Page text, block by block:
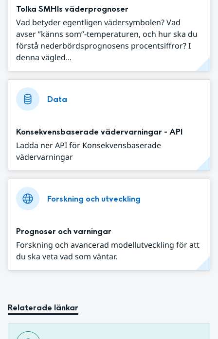
Tolka SMHIs väderprognoser
Vad betyder egentligen vädersymbolen? Vad
avser ”känns som”-temperaturen, och hur ska du
förstå nederbördsprognosens procentsiffror? I
denna vägled...
Data
Konsekvensbaserade vädervarningar - API
Ladda ner API för Konsekvensbaserade
vädervarningar
Forskning och utveckling
Prognoser och varningar
Forskning och avancerad modellutveckling för att
du ska veta vad som väntar.
Relaterade länkar